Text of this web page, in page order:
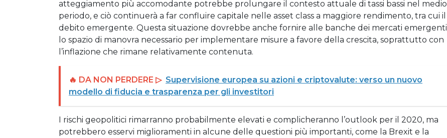
atteggiamento più accomodante potrebbe prolungare il contesto attuale di tassi bassi nel medio
periodo, e ciò continuerà a far confluire capitale nelle asset class a maggiore rendimento, tra cui il
debito emergente. Questa situazione dovrebbe anche fornire alle banche dei mercati emergenti
lo spazio di manovra necessario per implementare misure a favore della crescita, soprattutto con
l’inflazione che rimane relativamente contenuta.
🔥 DA NON PERDERE ▷ Supervisione europea su azioni e criptovalute: verso un nuovo
modello di fiducia e trasparenza per gli investitori
I rischi geopolitici rimarranno probabilmente elevati e complicheranno l’outlook per il 2020, ma
potrebbero esservi miglioramenti in alcune delle questioni più importanti, come la Brexit e la